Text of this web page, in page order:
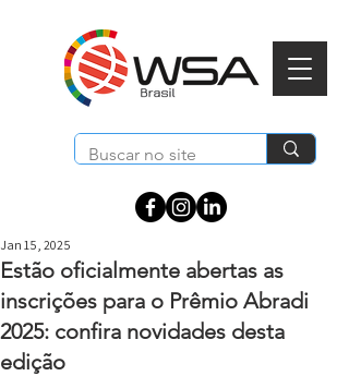
Estão oficialmente abertas as
inscrições para o Prêmio Abradi
2025: confira novidades desta
edição
Jan 15, 2025